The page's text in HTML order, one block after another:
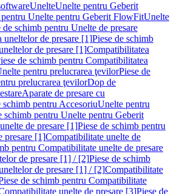
UnelteUnelte pentru Geberit
pentru Unelte pentru Geberit FlowFitUnelte
de schimb pentru Unelte de presare
uneltelor de presare [1]Piese de schimb
de presare [1]Compatibilitatea
de schimb pentru Compatibilitatea
pentru prelucrarea ţevilorPiese de
prelucrarea ţevilorDop de
Aparate de presare cu
schimb pentru AccesoriuUnelte pentru
schimb pentru Unelte pentru Geberit
de presare [1]Piese de schimb pentru
presare [1]Compatibilitate unelte de
pentru Compatibilitate unelte de presare
de presare [1] / [2]Piese de schimb
de presare [1] / [2]Compatibilitate
de schimb pentru Compatibilitate
unelte de presare [3]Piese de